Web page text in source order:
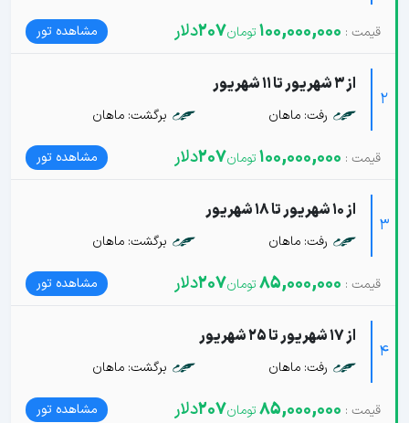
100,000,000
207دلار مشاهده تور
2
از 3 شهریور تا 11 شهریور
رفت: ماهان برگشت: ماهان
100,000,000
207دلار مشاهده تور
3
از 10 شهریور تا 18 شهریور
رفت: ماهان برگشت: ماهان
85,000,000
207دلار مشاهده تور
4
از 17 شهریور تا 25 شهریور
رفت: ماهان برگشت: ماهان
85,000,000
207دلار مشاهده تور